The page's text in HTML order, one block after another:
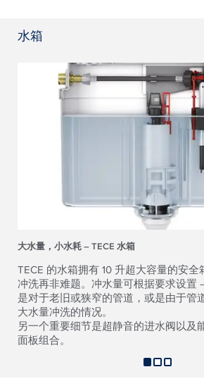
水箱
大水量，小水耗 – TECE 水箱
TECE 的水箱拥有 10 升超大容量的安
冲洗再非难题。冲水量可根据要求设置
是对于老旧或狭窄的管道，或是由于管
大水量冲洗的情况。
另一个重要细节是超静音的进水阀以及
面板组合。